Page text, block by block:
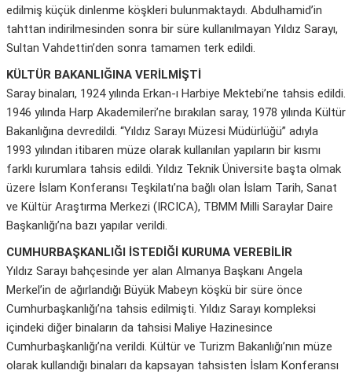
edilmiş küçük dinlenme köşkleri bulunmaktaydı. Abdulhamid’in
tahttan indirilmesinden sonra bir süre kullanılmayan Yıldız Sarayı,
Sultan Vahdettin’den sonra tamamen terk edildi.
KÜLTÜR BAKANLIĞINA VERİLMİŞTİ
Saray binaları, 1924 yılında Erkan-ı Harbiye Mektebi’ne tahsis edildi.
1946 yılında Harp Akademileri’ne bırakılan saray, 1978 yılında Kültür
Bakanlığına devredildi. “Yıldız Sarayı Müzesi Müdürlüğü” adıyla
1993 yılından itibaren müze olarak kullanılan yapıların bir kısmı
farklı kurumlara tahsis edildi. Yıldız Teknik Üniversite başta olmak
üzere İslam Konferansı Teşkilatı’na bağlı olan İslam Tarih, Sanat
ve Kültür Araştırma Merkezi (IRCICA), TBMM Milli Saraylar Daire
Başkanlığı’na bazı yapılar verildi.
CUMHURBAŞKANLIĞI İSTEDİĞİ KURUMA VEREBİLİR
Yıldız Sarayı bahçesinde yer alan Almanya Başkanı Angela
Merkel’in de ağırlandığı Büyük Mabeyn köşkü bir süre önce
Cumhurbaşkanlığı’na tahsis edilmişti. Yıldız Sarayı kompleksi
içindeki diğer binaların da tahsisi Maliye Hazinesince
Cumhurbaşkanlığı’na verildi. Kültür ve Turizm Bakanlığı’nın müze
olarak kullandığı binaları da kapsayan tahsisten İslam Konferansı